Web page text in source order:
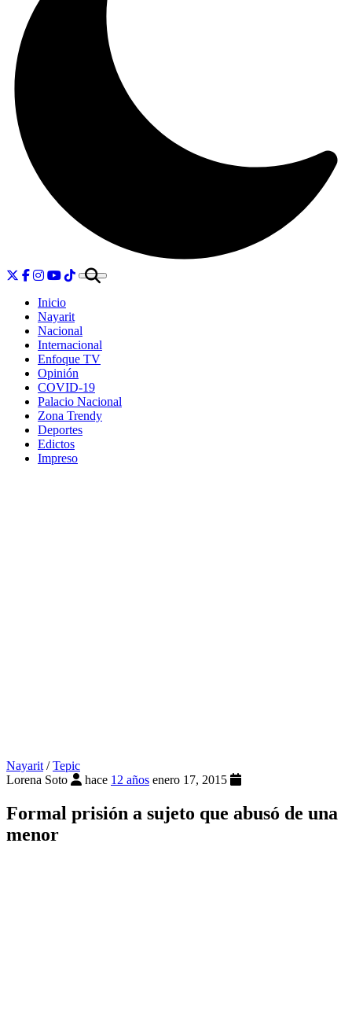
Inicio
Nayarit
Nacional
Internacional
Enfoque TV
Opinión
COVID-19
Palacio Nacional
Zona Trendy
Deportes
Edictos
Impreso
Nayarit/Tepic
Lorena Soto
hace 12 años enero 17, 2015
Formal prisión a sujeto que abusó de una
menor